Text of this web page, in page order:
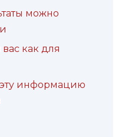
можно
вас как для
эту информацию